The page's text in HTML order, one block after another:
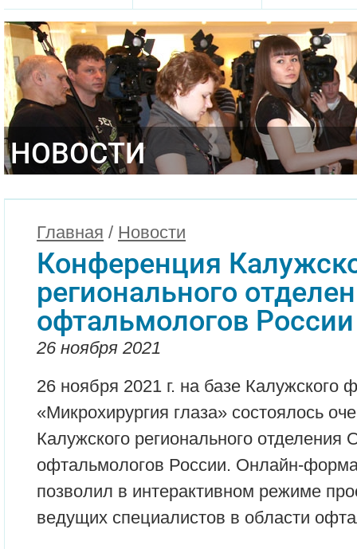
НОВОСТИ
Главная / Новости
Конференция
регионального
офтальмологов России
26 ноября 2021
26 ноября 2021 г. на базе
«Микрохирургия глаза» состоялось
Калужского регионального отделения
офтальмологов России. Онлайн-
позволил в интерактивном режиме
ведущих специалистов в области